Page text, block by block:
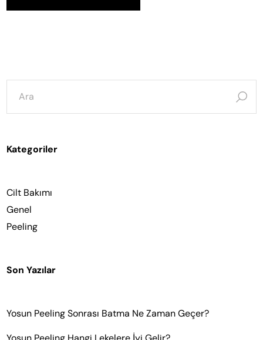
şunun
için
ara:
Kategoriler
Cilt Bakımı
Genel
Peeling
Son Yazılar
Yosun Peeling Sonrası Batma Ne Zaman Geçer?